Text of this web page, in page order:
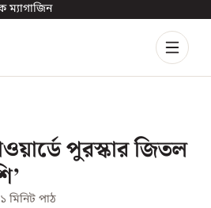
ম্যাগাজিন
পুরস্কার জিতল
১ মিনিট পাঠ